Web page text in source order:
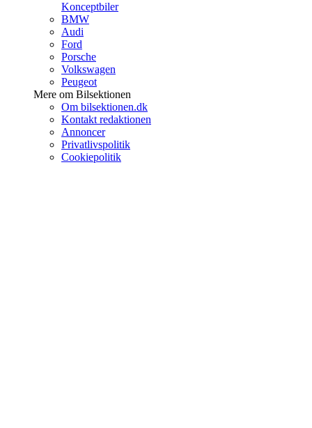
Konceptbiler
BMW
Audi
Ford
Porsche
Volkswagen
Peugeot
Mere om Bilsektionen
Om bilsektionen.dk
Kontakt redaktionen
Annoncer
Privatlivspolitik
Cookiepolitik